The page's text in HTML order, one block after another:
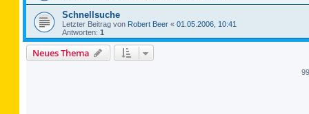
Schnellsuche
Letzter Beitrag von Robert Beer « 01.05.2006, 10:41
Antworten: 1
Neues Thema